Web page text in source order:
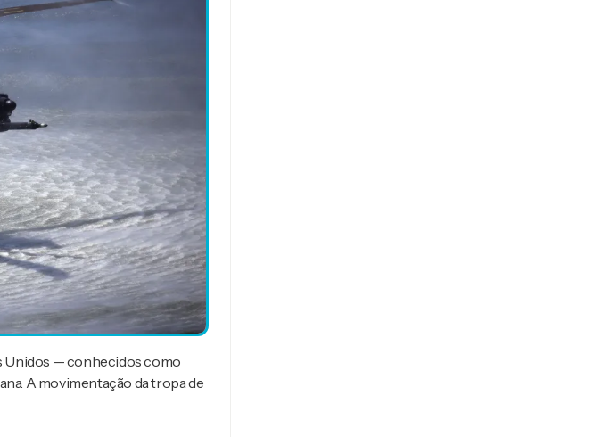
Unidos — conhecidos como
A movimentação da tropa de